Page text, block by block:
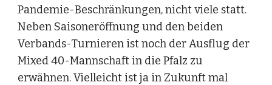
Pandemie-Beschränkungen, nicht viele statt.
Neben Saisoneröffnung und den beiden
Verbands-Turnieren ist noch der Ausflug der
Mixed 40-Mannschaft in die Pfalz zu
erwähnen. Vielleicht ist ja in Zukunft mal